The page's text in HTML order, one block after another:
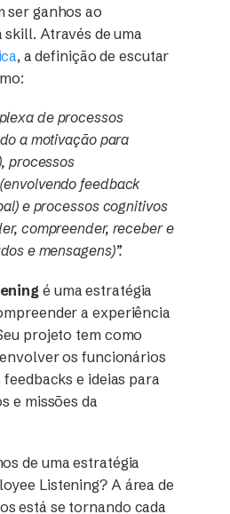
ser ganhos ao
Através de uma
, a definição de escutar
de processos
a motivação para
processos
feedback
e processos cognitivos
compreender, receber e
e mensagens)”.
é uma estratégia
a experiência
projeto tem como
os funcionários
e ideias para
e missões da
de uma estratégia
Listening? A área de
está se tornando cada